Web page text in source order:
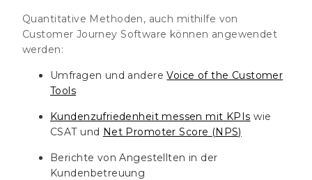
Quantitative Methoden, auch mithilfe von
Customer Journey Software können angewendet
werden:
Umfragen und andereVoice of the Customer
Tools
Kundenzufriedenheit messen mit KPIs wie
CSAT und Net Promoter Score (NPS)
Berichte von Angestellten in der
Kundenbetreuung